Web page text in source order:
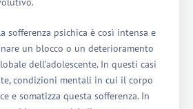
sofferenza psichica è così intensa e
un blocco o un deterioramento
dell’adolescente. In questi casi
condizioni mentali in cui il corpo
e somatizza questa sofferenza. In